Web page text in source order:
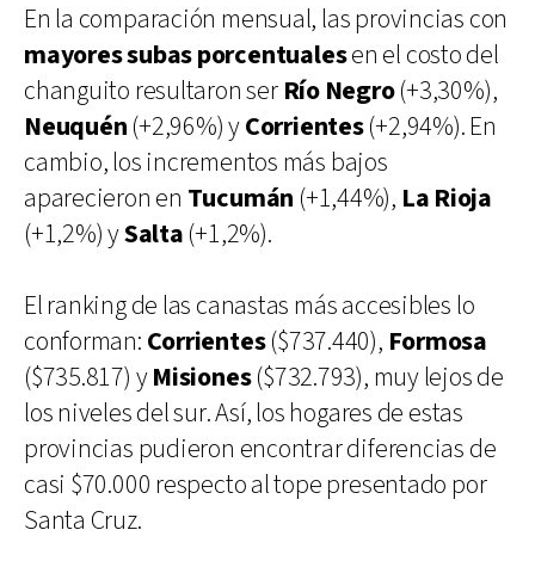
En la comparación mensual, las provincias con
mayores subas porcentualesen el costo del
changuito resultaron ser Río Negro(+3,30%),
Neuquén (+2,96%) yCorrientes(+2,94%). En
cambio, los incrementos más bajos
aparecieron en Tucumán (+1,44%), La Rioja
(+1,2%) ySalta (+1,2%).
El ranking de las canastas más accesibles lo
conforman: Corrientes($737.440), Formosa
($735.817) yMisiones($732.793), muy lejos de
los niveles del sur. Así, los hogares de estas
provincias pudieron encontrar diferencias de
casi $70.000 respecto al tope presentado por
Santa Cruz.